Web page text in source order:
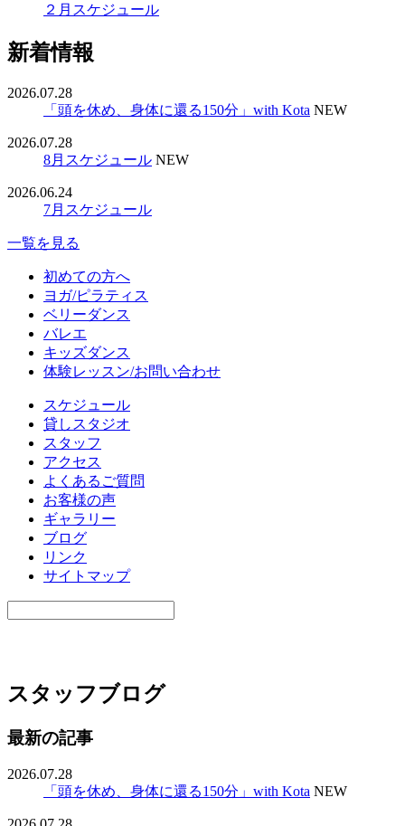
２月スケジュール
新着情報
2026.07.28
「頭を休め、身体に還る150分」with Kota NEW
2026.07.28
8月スケジュール NEW
2026.06.24
7月スケジュール
一覧を見る
初めての方へ
ヨガ/ピラティス
ベリーダンス
バレエ
キッズダンス
体験レッスン/お問い合わせ
スケジュール
貸しスタジオ
スタッフ
アクセス
よくあるご質問
お客様の声
ギャラリー
ブログ
リンク
サイトマップ
スタッフブログ
最新の記事
2026.07.28
「頭を休め、身体に還る150分」with Kota NEW